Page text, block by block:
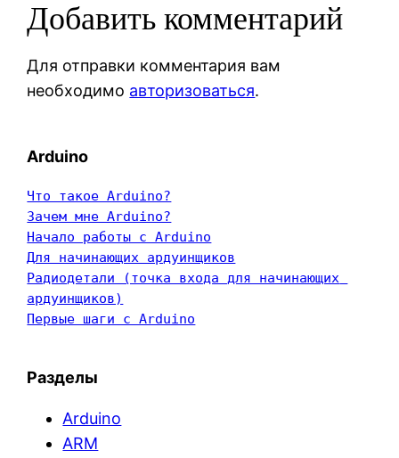
Добавить комментарий
Для отправки комментария вам
необходимо авторизоваться.
Arduino
Что такое Arduino?
Зачем мне Arduino?
Начало работы с Arduino
Для начинающих ардуинщиков
Радиодетали (точка входа для начинающих
ардуинщиков)
Первые шаги с Arduino
Разделы
Arduino
ARM